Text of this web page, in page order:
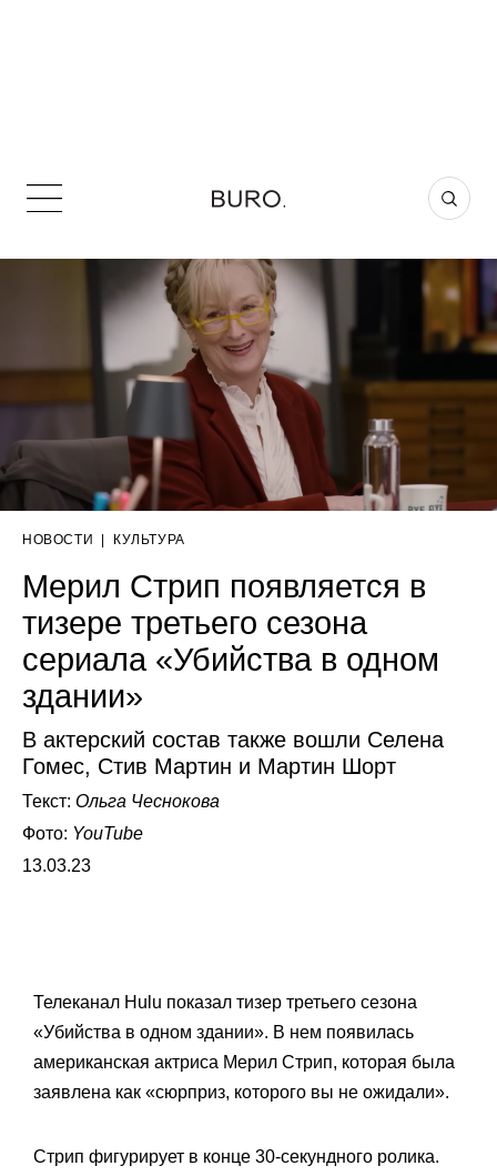
НОВОСТИ КУЛЬТУРА
Мерил Стрип появляется в
тизере третьего сезона
сериала «Убийства в одном
здании»
В актерский состав также вошли Селена
Гомес, Стив Мартин и Мартин Шорт
Текст: Ольга Чеснокова
Фото: YouTube
13.03.23
Телеканал Hulu показал тизер третьего сезона
«Убийства в одном здании». В нем появилась
американская актриса Мерил Стрип, которая была
заявлена как «сюрприз, которого вы не ожидали».
Стрип фигурирует в конце 30-секундного ролика.